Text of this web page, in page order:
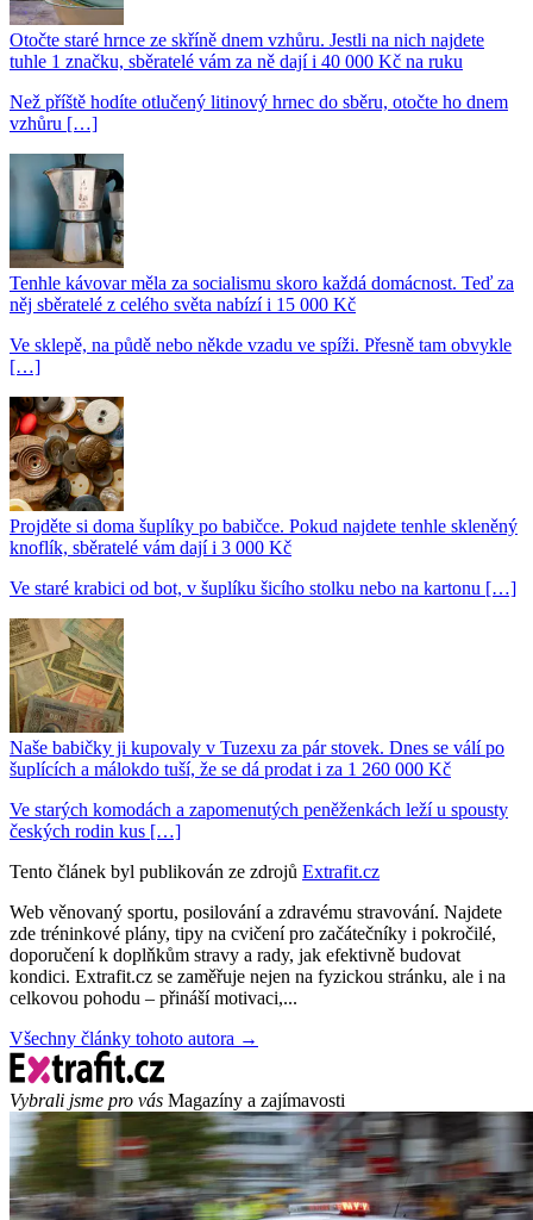
Otočte staré hrnce ze skříně dnem vzhůru. Jestli na nich najdete
tuhle 1 značku, sběratelé vám za ně dají i 40 000 Kč na ruku
Než příště hodíte otlučený litinový hrnec do sběru, otočte ho dnem
vzhůru […]
Tenhle kávovar měla za socialismu skoro každá domácnost. Teď za
něj sběratelé z celého světa nabízí i 15 000 Kč
Ve sklepě, na půdě nebo někde vzadu ve spíži. Přesně tam obvykle
[…]
Projděte si doma šuplíky po babičce. Pokud najdete tenhle skleněný
knoflík, sběratelé vám dají i 3 000 Kč
Ve staré krabici od bot, v šuplíku šicího stolku nebo na kartonu […]
Naše babičky ji kupovaly v Tuzexu za pár stovek. Dnes se válí po
šuplících a málokdo tuší, že se dá prodat i za 1 260 000 Kč
Ve starých komodách a zapomenutých peněženkách leží u spousty
českých rodin kus […]
Tento článek byl publikován ze zdrojů Extrafit.cz
Web věnovaný sportu, posilování a zdravému stravování. Najdete
zde tréninkové plány, tipy na cvičení pro začátečníky i pokročilé,
doporučení k doplňkům stravy a rady, jak efektivně budovat
kondici. Extrafit.cz se zaměřuje nejen na fyzickou stránku, ale i na
celkovou pohodu – přináší motivaci,...
Všechny články tohoto autora →
Vybrali jsme pro vás Magazíny a zajímavosti